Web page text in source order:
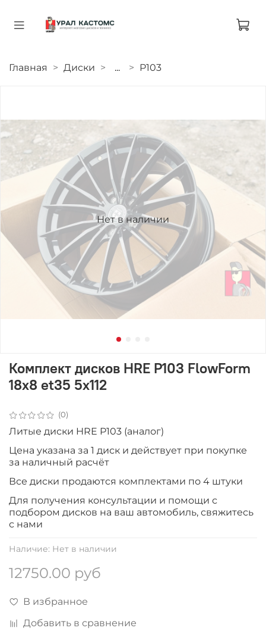
Главная Диски ... P103
Нет в наличии
(0)
Наличие: Нет в наличии
Комплект дисков HRE P103 FlowForm
18x8 et35 5x112
12750.00 руб
В избранное
Добавить в сравнение
Литые диски HRE P103 (аналог)
Цена указана за 1 диск и действует при покупке
за наличный расчёт
Все диски продаютcя комплектами по 4 штуки
Для получения консультации и помощи с
подбором дисков на ваш автомобиль, свяжитесь
с нами